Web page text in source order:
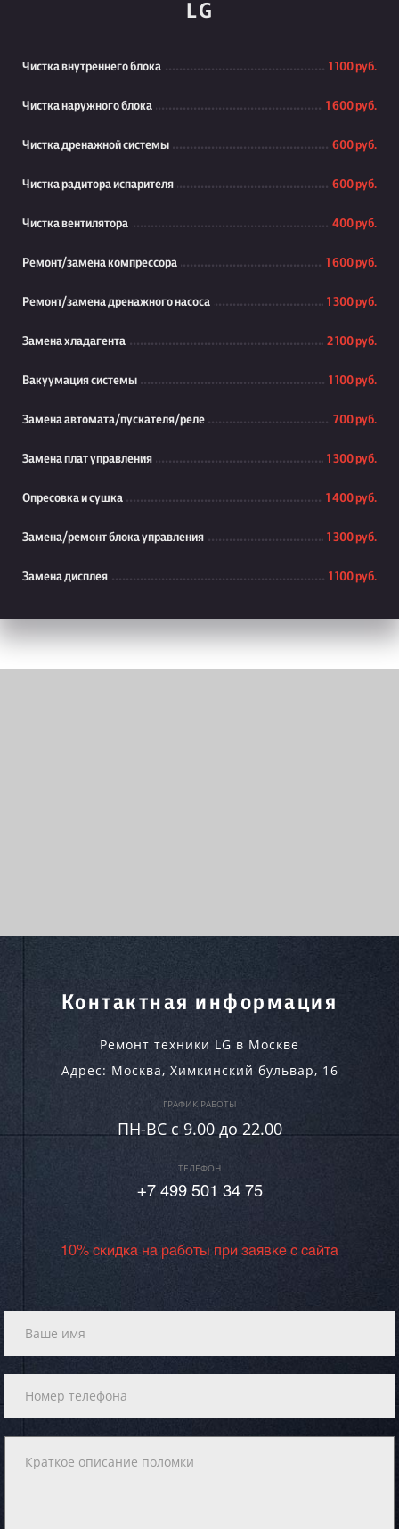
LG
Чистка внутреннего блока 1 100 руб.
Чистка наружного блока 1 600 руб.
Чистка дренажной системы 600 руб.
Чистка радитора испарителя 600 руб.
Чистка вентилятора 400 руб.
Ремонт/замена компрессора 1 600 руб.
Ремонт/замена дренажного насоса 1 300 руб.
Замена хладагента 2 100 руб.
Вакуумация системы 1 100 руб.
Замена автомата/пускателя/реле 700 руб.
Замена плат управления 1 300 руб.
Опресовка и сушка 1 400 руб.
Замена/ремонт блока управления 1 300 руб.
Замена дисплея 1 100 руб.
Контактная информация
Ремонт техники LG в Москве
Адрес: Москва, Химкинский бульвар, 16
ГРАФИК РАБОТЫ
ПН-ВC c 9.00 до 22.00
ТЕЛЕФОН
+7 499 501 34 75
10% скидка на работы при заявке с сайта